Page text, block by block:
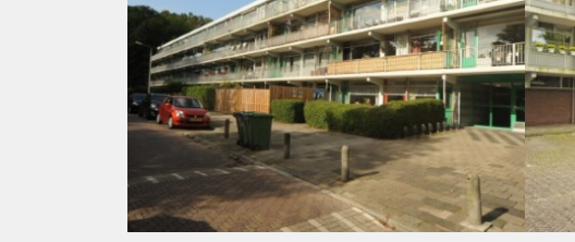
N.V.T.
Huurtermijn
Onbepaalde termijn
Oplevering
Kaal